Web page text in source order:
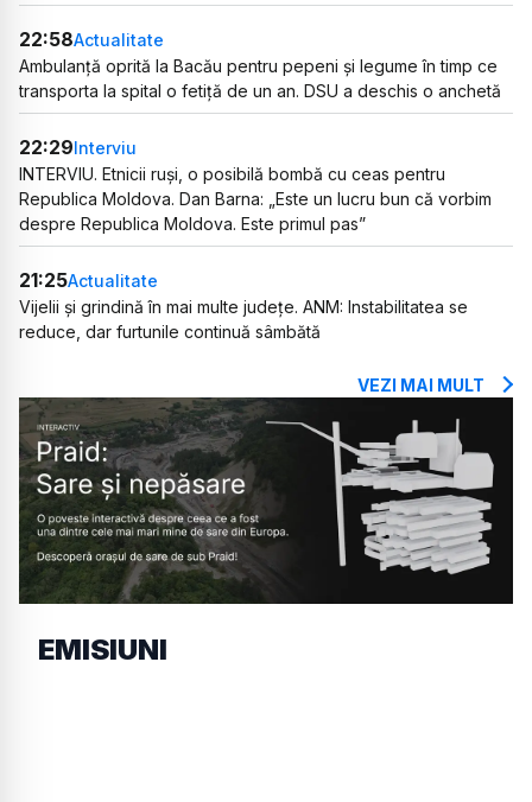
22:58Actualitate
Ambulanță oprită la Bacău pentru pepeni și legume în timp ce
transporta la spital o fetiță de un an. DSU a deschis o anchetă
22:29Interviu
INTERVIU. Etnicii ruși, o posibilă bombă cu ceas pentru
Republica Moldova. Dan Barna: „Este un lucru bun că vorbim
despre Republica Moldova. Este primul pas”
21:25Actualitate
Vijelii și grindină în mai multe județe. ANM: Instabilitatea se
reduce, dar furtunile continuă sâmbătă
VEZI MAI MULT
EMISIUNI